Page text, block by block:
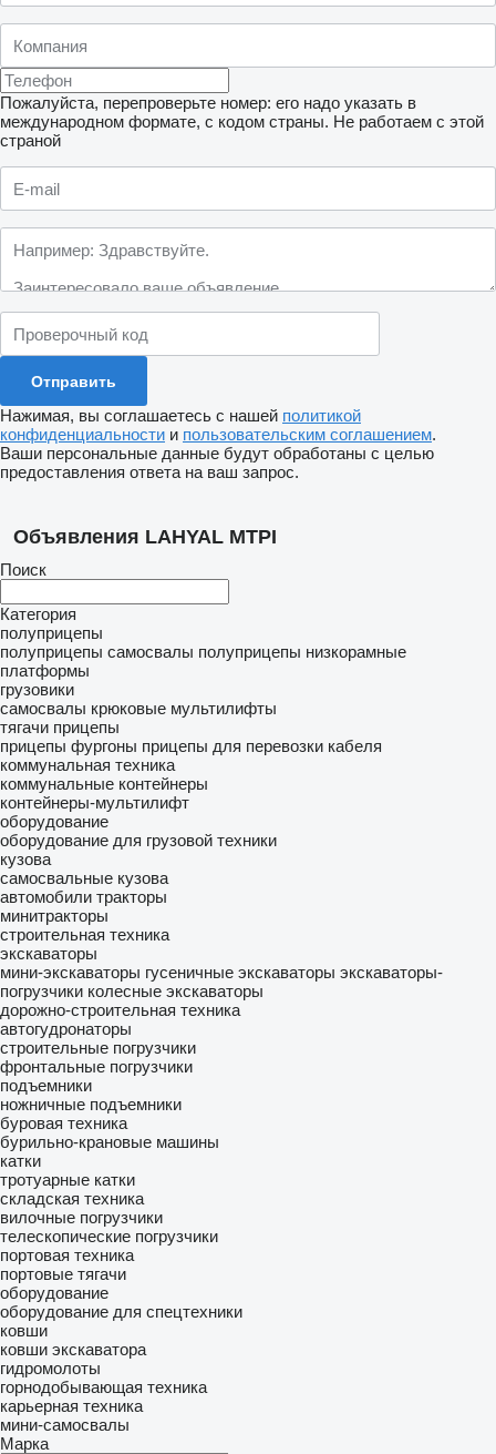
Пожалуйста, перепроверьте номер: его надо указать в
международном формате, с кодом страны. Не работаем с этой
страной
Нажимая, вы соглашаетесь с нашей политикой
конфиденциальности и пользовательским соглашением.
Ваши персональные данные будут обработаны с целью
предоставления ответа на ваш запрос.
Объявления LAHYAL MTPI
Поиск
Категория
полуприцепы
полуприцепы самосвалы полуприцепы низкорамные
платформы
грузовики
самосвалы крюковые мультилифты
тягачи прицепы
прицепы фургоны прицепы для перевозки кабеля
коммунальная техника
коммунальные контейнеры
контейнеры-мультилифт
оборудование
оборудование для грузовой техники
кузова
самосвальные кузова
автомобили тракторы
минитракторы
строительная техника
экскаваторы
мини-экскаваторы гусеничные экскаваторы экскаваторы-
погрузчики колесные экскаваторы
дорожно-строительная техника
автогудронаторы
строительные погрузчики
фронтальные погрузчики
подъемники
ножничные подъемники
буровая техника
бурильно-крановые машины
катки
тротуарные катки
складская техника
вилочные погрузчики
телескопические погрузчики
портовая техника
портовые тягачи
оборудование
оборудование для спецтехники
ковши
ковши экскаватора
гидромолоты
горнодобывающая техника
карьерная техника
мини-самосвалы
Марка